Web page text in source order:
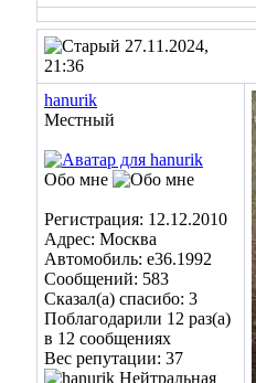
27.11.2024,
21:36
hanurik
Местный
Обо мне
Регистрация: 12.12.2010
Адрес: Москва
Автомобиль: e36.1992
Сообщений: 583
Сказал(а) спасибо: 3
Поблагодарили 12 раз(а)
в 12 сообщениях
Вес репутации: 37